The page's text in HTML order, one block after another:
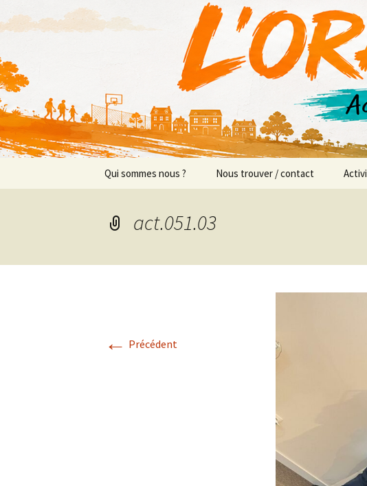
au
L'Oranger
Actions en Milieu Ouvert
Qui sommes nous ?
Prévention sociale
Prévention éducative
Nous trouver / contact
act.051.03
← Précédent